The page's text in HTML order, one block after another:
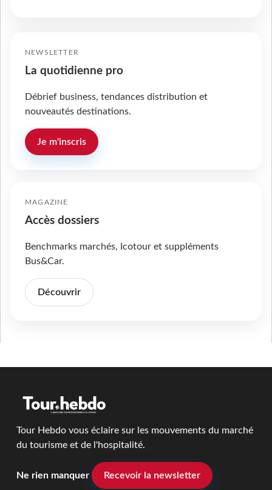
NEWSLETTER
La quotidienne pro
Débrief business, tendances distribution et
nouveautés destinations.
Je m'inscris
MAGAZINE
Accès dossiers
Benchmarks marchés, Icotour et suppléments
Bus&Car.
Découvrir
Tour Hebdo vous éclaire sur les mouvements du marché
du tourisme et de l'hospitalité.
Ne rien manquer Recevoir la newsletter